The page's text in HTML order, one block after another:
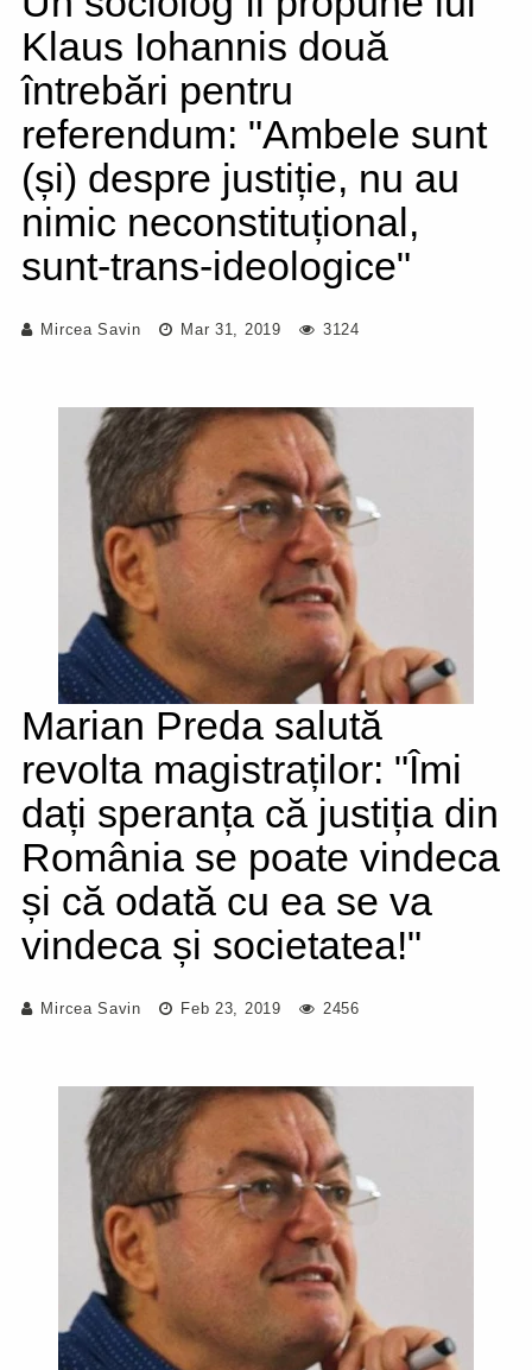
Klaus Iohannis două
întrebări pentru
referendum: "Ambele sunt
(și) despre justiție, nu au
nimic neconstituțional,
sunt-trans-ideologice"
Mircea Savin Mar 31, 2019 3124
Marian Preda salută
revolta magistraților: "Îmi
dați speranța că justiția din
România se poate vindeca
și că odată cu ea se va
vindeca și societatea!"
Mircea Savin Feb 23, 2019 2456